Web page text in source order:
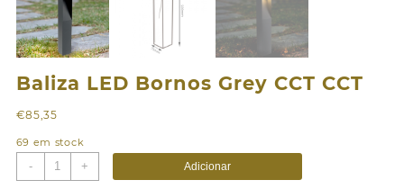
Baliza LED Bornos Grey CCT CCT
€85,35
69 em stock
-
Quantidade
de
+ Adicionar